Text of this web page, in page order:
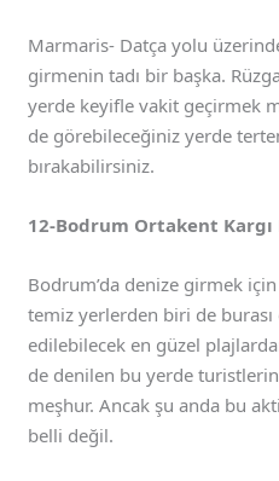
Marmaris- Datça yolu
girmenin tadı bir başka.
yerde keyifle vakit geçirmek
de görebileceğiniz yerde
bırakabilirsiniz.
12-Bodrum Ortakent Kargı
Bodrum’da denize girmek
temiz yerlerden biri de
edilebilecek en güzel
de denilen bu yerde
meşhur. Ancak şu anda bu
belli değil.